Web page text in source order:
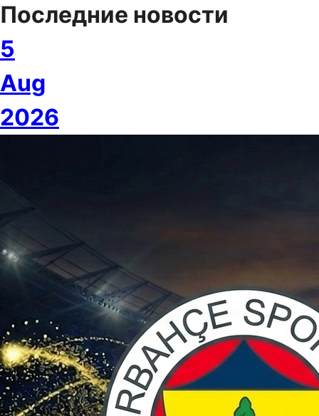
Последние новости
5
Aug
2026